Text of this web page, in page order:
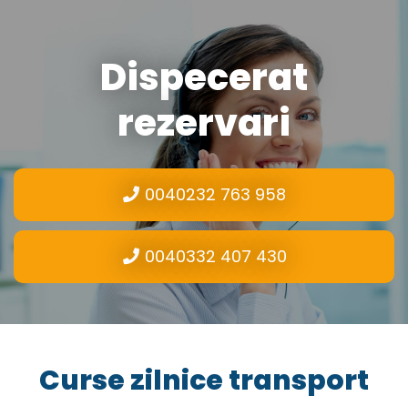
Dispecerat
rezervari
0040232 763 958
0040332 407 430
Curse zilnice transport